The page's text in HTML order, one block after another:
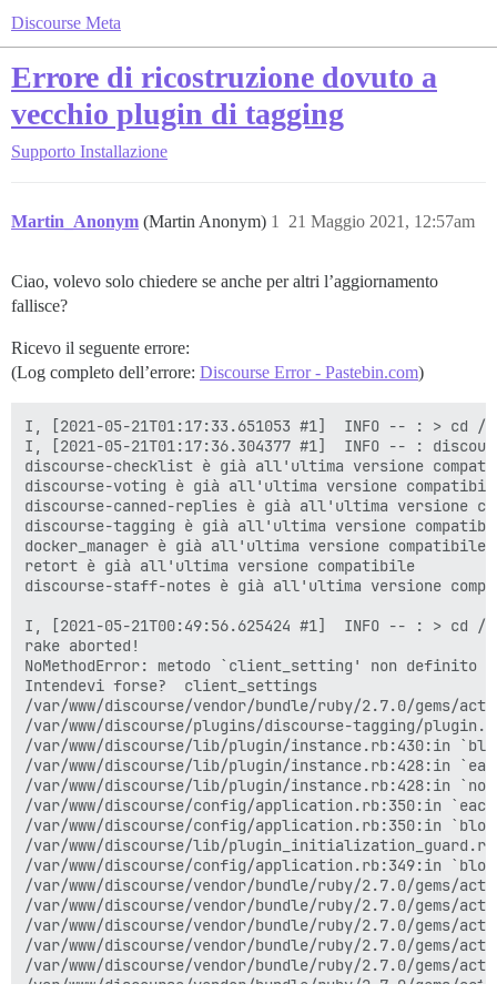
Discourse Meta
Errore di ricostruzione dovuto a
vecchio plugin di tagging
Supporto Installazione
Martin_Anonym (Martin Anonym) 21 Maggio 2021, 12:57am
1
Ciao, volevo solo chiedere se anche per altri l’aggiornamento
fallisce?
Ricevo il seguente errore:
(Log completo dell’errore: Discourse Error - Pastebin.com)
I, [2021-05-21T01:17:33.651053 #1]  INFO -- : > cd
I, [2021-05-21T01:17:36.304377 #1]  INFO -- :
discourse-checklist è già all'ultima versione
discourse-voting è già all'ultima versione
discourse-canned-replies è già all'ultima versione
discourse-tagging è già all'ultima versione
docker_manager è già all'ultima versione compatibile
retort è già all'ultima versione compatibile
discourse-staff-notes è già all'ultima versione
I, [2021-05-21T00:49:56.625424 #1]  INFO -- : > cd /
rake aborted!
NoMethodError: metodo `client_setting' non definito per
Intendevi forse?  client_settings
/var/www/discourse/vendor/bundle/ruby/2.7.0/gems/
/var/www/discourse/plugins/discourse-tagging/
/var/www/discourse/lib/plugin/instance.rb:430:in
/var/www/discourse/lib/plugin/instance.rb:428:in
/var/www/discourse/lib/plugin/instance.rb:428:in
/var/www/discourse/config/application.rb:350:in
/var/www/discourse/config/application.rb:350:in
/var/www/discourse/lib/
/var/www/discourse/config/application.rb:349:in
/var/www/discourse/vendor/bundle/ruby/2.7.0/gems/
/var/www/discourse/vendor/bundle/ruby/2.7.0/gems/
/var/www/discourse/vendor/bundle/ruby/2.7.0/gems/
/var/www/discourse/vendor/bundle/ruby/2.7.0/gems/
/var/www/discourse/vendor/bundle/ruby/2.7.0/gems/
/var/www/discourse/vendor/bundle/ruby/2.7.0/gems/